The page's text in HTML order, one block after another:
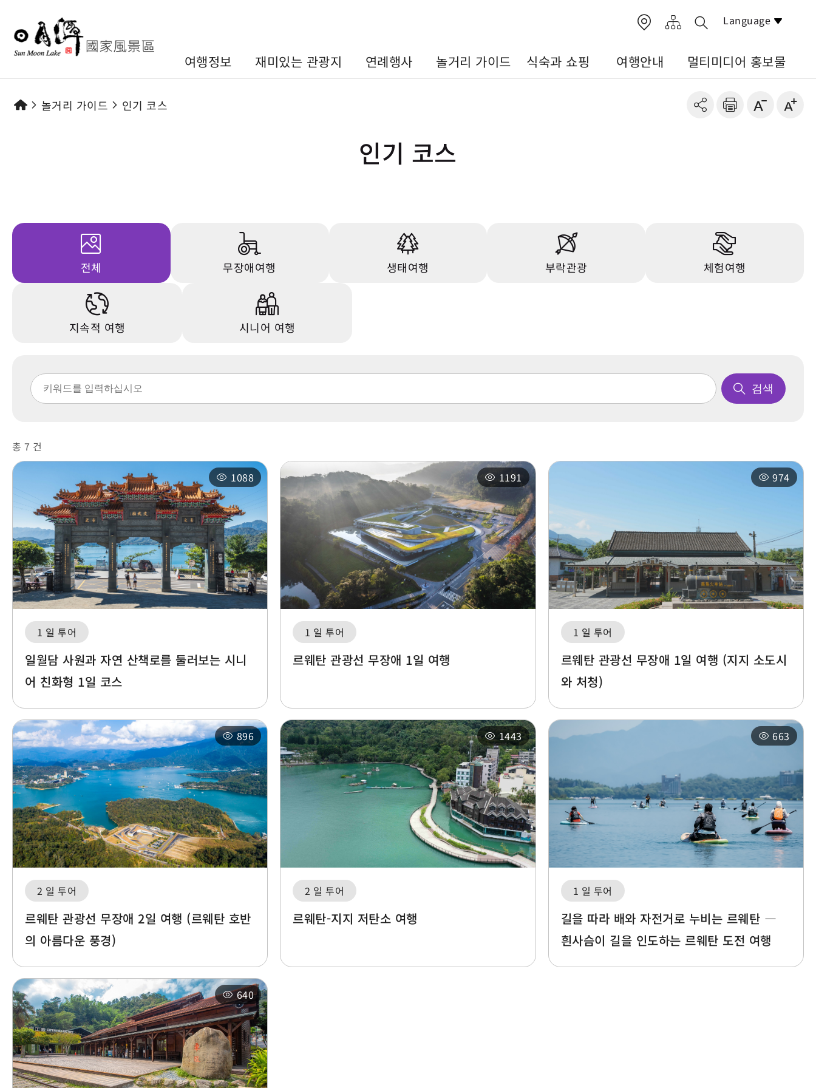
여행정보 재미있는 관광지 연례행사 놀거리 가이드 식숙과 쇼핑 여행안내 멀티미디어 홍보물
Language
놀거리 가이드 인기 코스
인기 코스
전체 무장애여행 생태여행 부락관광 체험여행
지속적 여행 시니어 여행
검색
총 7 건
1088
1 일 투어
일월담 사원과 자연 산책로를 둘러보는 시니
어 친화형 1일 코스
1191
1 일 투어
르웨탄 관광선 무장애 1일 여행
974
1 일 투어
르웨탄 관광선 무장애 1일 여행 (지지 소도시
와 처청)
896
2 일 투어
르웨탄 관광선 무장애 2일 여행 (르웨탄 호반
의 아름다운 풍경)
1443
2 일 투어
르웨탄-지지 저탄소 여행
663
1 일 투어
길을 따라 배와 자전거로 누비는 르웨탄 ―
흰사슴이 길을 인도하는 르웨탄 도전 여행
640